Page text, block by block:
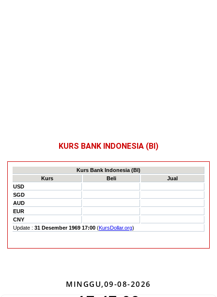
KURS BANK INDONESIA (BI)
MINGGU,09-08-2026